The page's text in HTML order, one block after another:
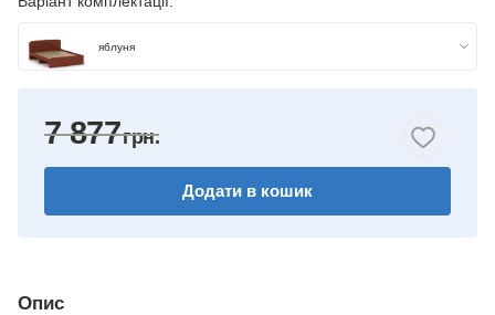
яблуня
горіх
венге комбіноване
7 877
Додати в кошик
Опис